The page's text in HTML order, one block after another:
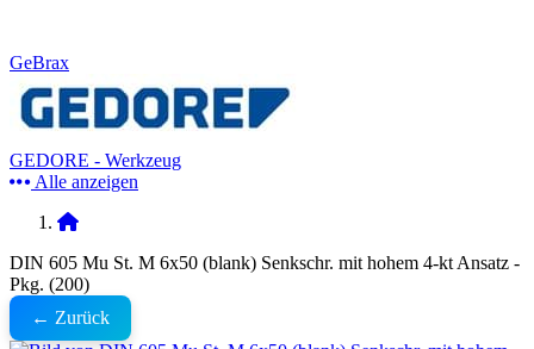
GeBrax
GEDORE - Werkzeug
Alle anzeigen
DIN 605 Mu St. M 6x50 (blank) Senkschr. mit hohem 4-kt Ansatz -
Pkg. (200)
← Zurück